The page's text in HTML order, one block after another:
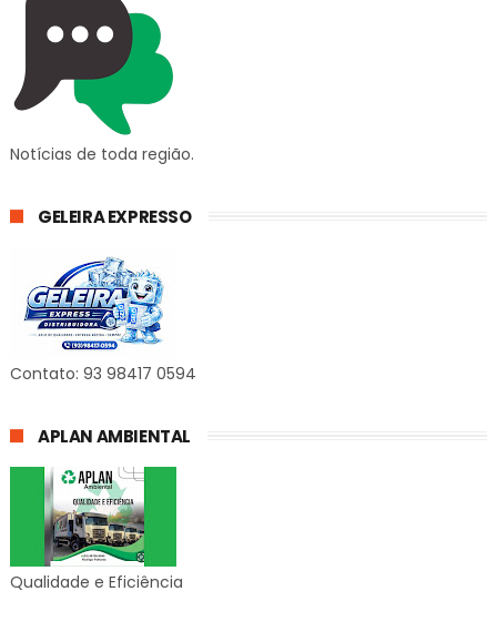
Notícias de toda região.
GELEIRA EXPRESSO
Contato: 93 98417 0594
APLAN AMBIENTAL
Qualidade e Eficiência